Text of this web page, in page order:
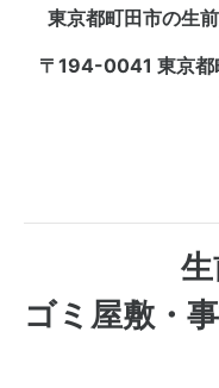
東京都町田市の生
〒194-0041 東京
生前整
ゴミ屋敷・
☆☆☆専門